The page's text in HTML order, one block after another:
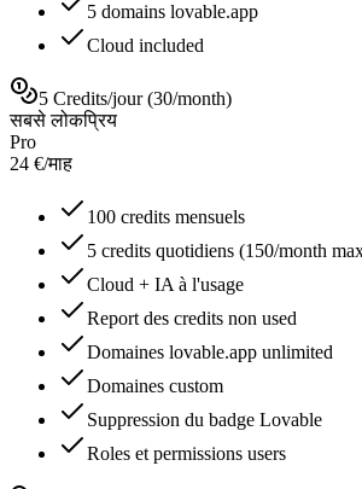
5 domains lovable.app
Cloud included
5 Credits/jour (30/month)
सबसे लोकप्रिय
Pro
24 €/माह
100 credits mensuels
5 credits quotidiens (150/month
Cloud + IA à l'usage
Report des credits non used
Domaines lovable.app unlimited
Domaines custom
Suppression du badge Lovable
Roles et permissions users